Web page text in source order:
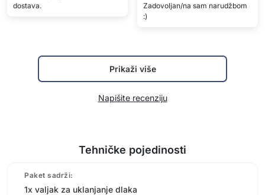
dostava.
Zadovoljan/na sam narudžbom
:)
Prikaži više
Napišite recenziju
Tehničke pojedinosti
Paket sadrži:
1x valjak za uklanjanje dlaka